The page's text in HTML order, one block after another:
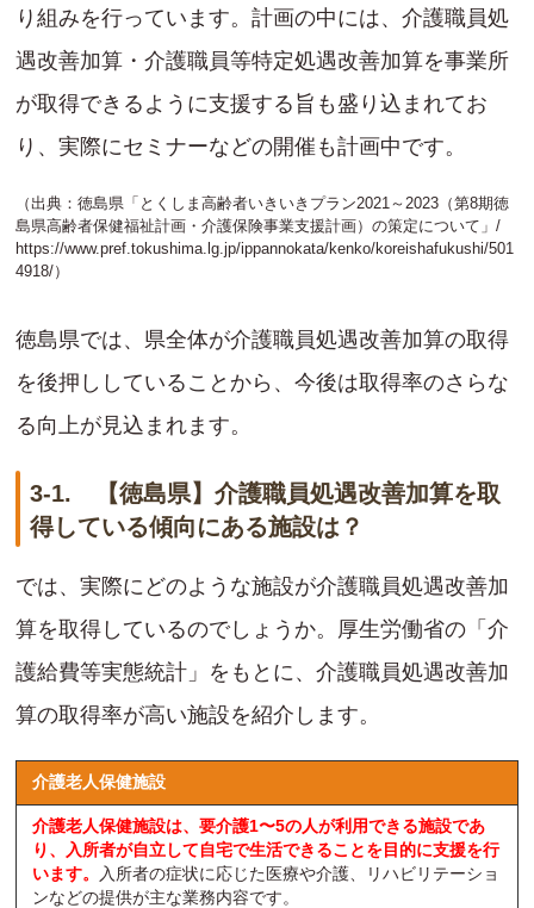
り組みを行っています。計画の中には、介護職員処
遇改善加算・介護職員等特定処遇改善加算を事業所
が取得できるように支援する旨も盛り込まれてお
り、実際にセミナーなどの開催も計画中です。
（出典：徳島県「とくしま高齢者いきいきプラン2021～2023（第8期徳
島県高齢者保健福祉計画・介護保険事業支援計画）の策定について」/
https://www.pref.tokushima.lg.jp/ippannokata/kenko/koreishafukushi/501
4918/）
徳島県では、県全体が介護職員処遇改善加算の取得
を後押ししていることから、今後は取得率のさらな
る向上が見込まれます。
3-1. 【徳島県】介護職員処遇改善加算を取
得している傾向にある施設は？
では、実際にどのような施設が介護職員処遇改善加
算を取得しているのでしょうか。厚生労働省の「介
護給費等実態統計」をもとに、介護職員処遇改善加
算の取得率が高い施設を紹介します。
介護老人保健施設
介護老人保健施設は、要介護1〜5の人が利用できる施設であ
り、入所者が自立して自宅で生活できることを目的に支援を行
います。
入所者の症状に応じた医療や介護、リハビリテーショ
ンなどの提供が主な業務内容です。